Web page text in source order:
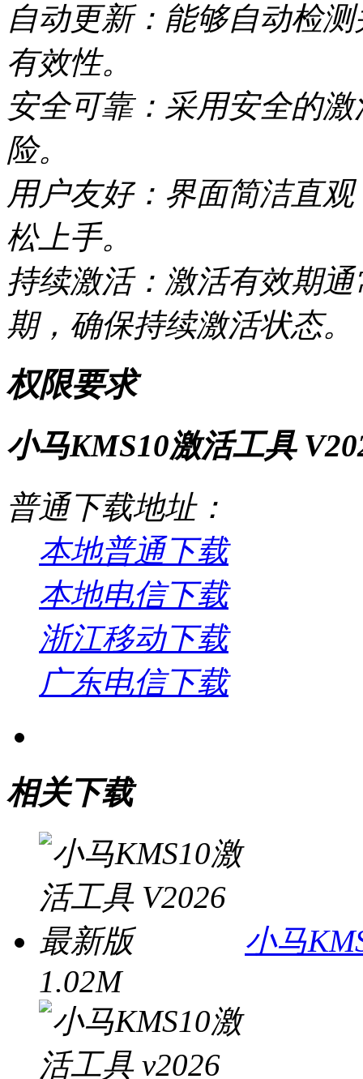
自动更新：能够自动检
有效性。
安全可靠：采用安全的
险。
用户友好：界面简洁直
松上手。
持续激活：激活有效期
期，确保持续激活状态。
权限要求
小马KMS10激活工具
普通下载地址：
本地普通下载
本地电信下载
浙江移动下载
广东电信下载
相关下载
小马
1.02M